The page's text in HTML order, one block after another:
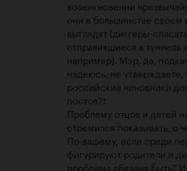
возникновенни
они в большинстве своем
выглядят (диггеры-
отправившиеся в туннель
например). Мэр, да,
надеюсь, не утверждаете,
российские чиновники
постов?!
Проблему отцов и детей
стремился показывать, о
По-вашему, если среди
фигурируют родители и
проблема обязана быть?